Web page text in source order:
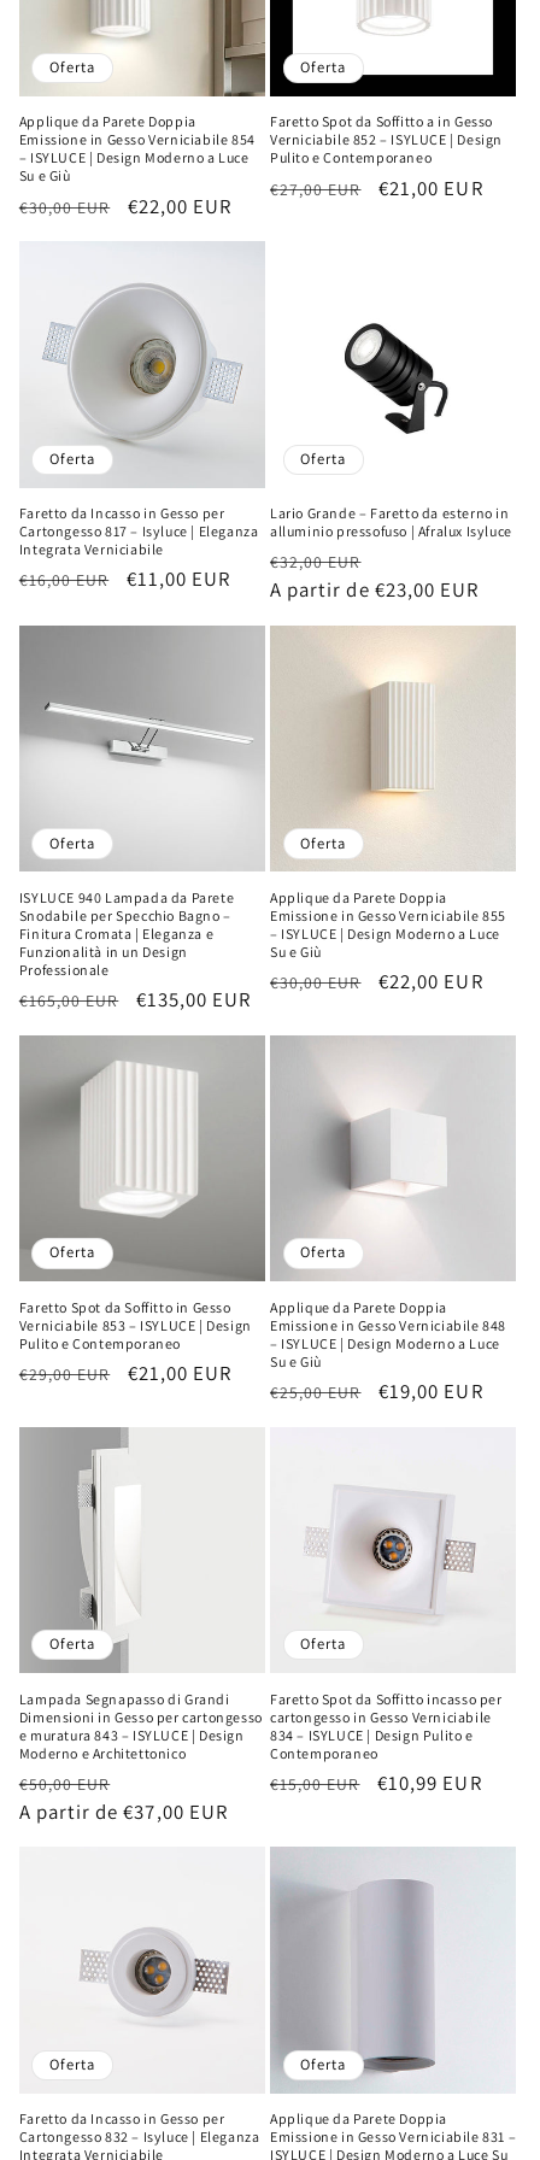
n
:
Oferta
Applique da Parete Doppia
Emissione in Gesso Verniciabile 854
– ISYLUCE | Design Moderno a Luce
Su e Giù
Precio
habitual
€30,00 EUR
Precio
de
€22,00 EUR
Oferta
Faretto Spot da Soffitto a in Gesso
Verniciabile 852 – ISYLUCE | Design
Pulito e Contemporaneo
Precio
€27,00 EUR
Precio
€21,00 EUR
Oferta
Faretto da Incasso in Gesso per
Cartongesso 817 – Isyluce | Eleganza
Integrata Verniciabile
Precio
€16,00 EUR
Precio
€11,00 EUR
Oferta
Lario Grande – Faretto da esterno in
alluminio pressofuso | Afralux Isyluce
Precio
habitual
€32,00 EUR
de
oferta
A partir de €23,00 EUR
Oferta
ISYLUCE 940 Lampada da Parete
Snodabile per Specchio Bagno –
Finitura Cromata | Eleganza e
Funzionalità in un Design
Professionale
Precio
€165,00 EUR
Precio
oferta
€135,00 EUR
Oferta
Applique da Parete Doppia
Emissione in Gesso Verniciabile 855
– ISYLUCE | Design Moderno a Luce
Su e Giù
Precio
€30,00 EUR
Precio
oferta
€22,00 EUR
Oferta
Faretto Spot da Soffitto in Gesso
Verniciabile 853 – ISYLUCE | Design
Pulito e Contemporaneo
Precio
€29,00 EUR
Precio
oferta
€21,00 EUR
Oferta
Applique da Parete Doppia
Emissione in Gesso Verniciabile 848
– ISYLUCE | Design Moderno a Luce
Su e Giù
Precio
€25,00 EUR
Precio
€19,00 EUR
Oferta
Lampada Segnapasso di Grandi
Dimensioni in Gesso per cartongesso
e muratura 843 – ISYLUCE | Design
Moderno e Architettonico
Precio
habitual
€50,00 EUR
de
A partir de €37,00 EUR
Oferta
Faretto Spot da Soffitto incasso per
cartongesso in Gesso Verniciabile
834 – ISYLUCE | Design Pulito e
Contemporaneo
Precio
€15,00 EUR
Precio
oferta
€10,99 EUR
Oferta
Faretto da Incasso in Gesso per
Cartongesso 832 – Isyluce | Eleganza
Integrata Verniciabile
Oferta
Applique da Parete Doppia
Emissione in Gesso Verniciabile 831 –
ISYLUCE | Design Moderno a Luce Su